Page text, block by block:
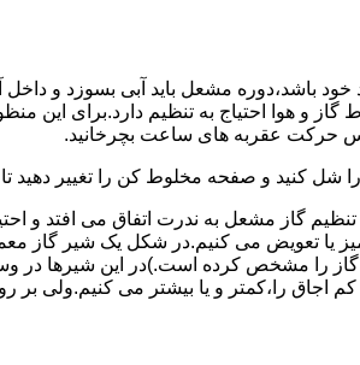
و هوا احتیاج به تنظیم دارد.برای این
حرکت عقربه های ساعت بچرخانید.
را شل کنید و صفحه مخلوط کن را تغییر
گاز مشعل به ندرت اتفاق می افتد و
یا تعویض می کنیم.در شکل یک شیر گاز
را مشخص کرده است.)در این شیرها
کم اجاق را،کمتر و یا بیشتر می کنیم.ولی